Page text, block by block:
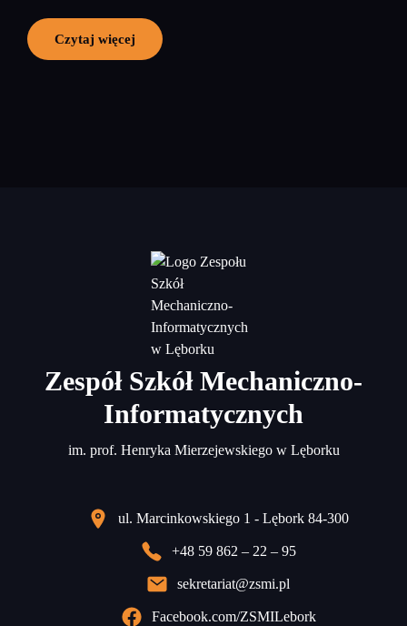
Czytaj więcej
Zespół Szkół Mechaniczno-
Informatycznych
im. prof. Henryka Mierzejewskiego w Lęborku
ul. Marcinkowskiego 1 - Lębork 84-300
+48 59 862 – 22 – 95
sekretariat@zsmi.pl
Facebook.com/ZSMILebork